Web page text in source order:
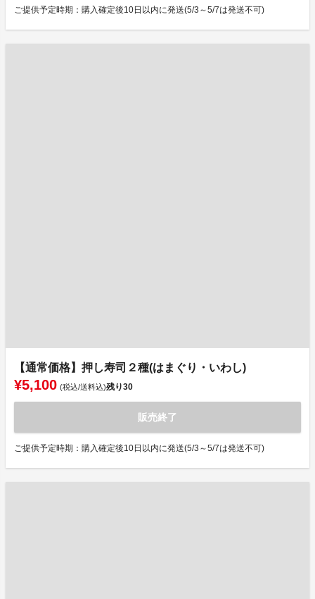
ご提供予定時期：購入確定後10日以内に発送(5/3～5/7は発送不可)
【通常価格】押し寿司２種(はまぐり・いわし)
¥5,100 (税込/送料込)残り30
販売終了
ご提供予定時期：購入確定後10日以内に発送(5/3～5/7は発送不可)